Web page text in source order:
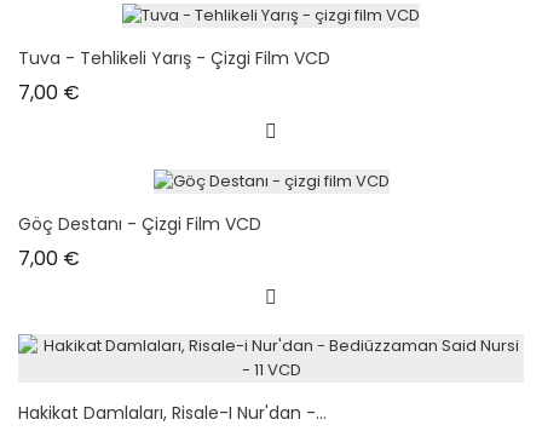
Tuva - Tehlikeli Yarış - Çizgi Film VCD
7,00 €
Göç Destanı - Çizgi Film VCD
7,00 €
Hakikat Damlaları, Risale-I Nur'dan -...